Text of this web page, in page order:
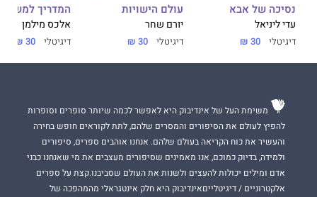
נסיכה של אבא
עדי ליניאל
דיגיטלי 30 ₪
עולם הישויות
יורם שחר
דיגיטלי 30 ₪
המדריך
אלכס מילמן
דיגיטלי 30 ₪
משימת העל של אינדיבוק היא לאפשר לכמה שיותר סופרים וסופרות
להפיץ לעולם את הסיפורים והמסרים שלהם, לתת לקוראים חופש בחירה
והעשיר את כוח הקריאה בעולם שלהם. אנחנו אוהבים ספרים, סיפורים
ולמידה, בדיוק כמוכם, אנו מאמינים שסיפורים מעצבים את מי שאנחנו כבני
אדם ומילים יכולות להעצים ולשנות את העולם שסביבנו.קצת על ספרים
אלקטרוניים / דיגיטלייםאינדיבוק היא חלק אינטגראלי מהמהפכה של